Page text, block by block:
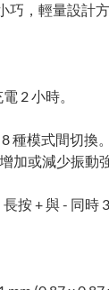
巧，輕量設計
2 小時。
種模式間切換。
加或減少振動
按 + 與 - 同時 3